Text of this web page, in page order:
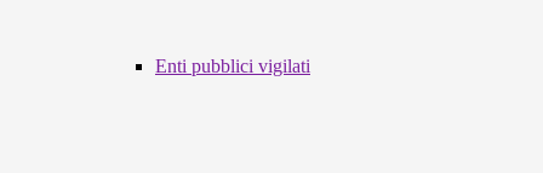
Enti pubblici vigilati